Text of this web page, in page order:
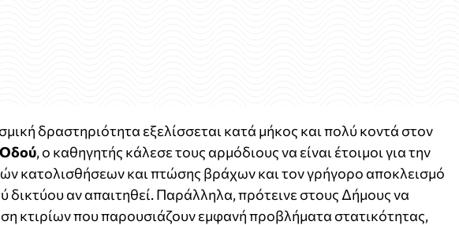
δραστηριότητα εξελίσσεται κατά μήκος και πολύ κοντά στον
Οδού, ο καθηγητής κάλεσε τους αρμόδιους να είναι έτοιμοι για την
κατολισθήσεων και πτώσης βράχων και τον γρήγορο αποκλεισμό
δικτύου αν απαιτηθεί. Παράλληλα, πρότεινε στους Δήμους να
κτιρίων που παρουσιάζουν εμφανή προβλήματα στατικότητας,